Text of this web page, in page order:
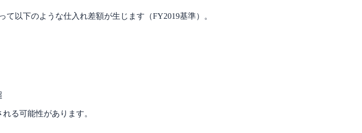
以下のような仕入れ差額が生じます（FY2019基準）。
る可能性があります。